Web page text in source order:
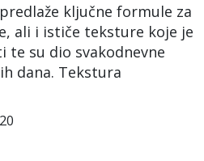
ključne formule za
ali i ističe teksture koje je
te su dio svakodnevne
dana. Tekstura